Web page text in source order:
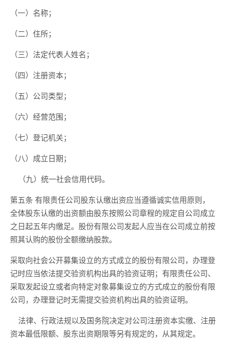
（一）名称；
（二）住所；
（三）法定代表人姓名；
（四）注册资本；
（五）公司类型；
（六）经营范围；
（七）登记机关；
（八）成立日期；
（九）统一社会信用代码。
第五条有限责任公司股东认缴出资应当遵循诚实信用原则，
全体股东认缴的出资额由股东按照公司章程的规定自公司成立
之日起五年内缴足。股份有限公司发起人应当在公司成立前按
照其认购的股份全额缴纳股款。
采取向社会公开募集设立的方式成立的股份有限公司，办理登
记时应当依法提交验资机构出具的验资证明；有限责任公司、
采取发起设立或者向特定对象募集设立的方式成立的股份有限
公司，办理登记时无需提交验资机构出具的验资证明。
法律、行政法规以及国务院决定对公司注册资本实缴、注册
资本最低限额、股东出资期限等另有规定的，从其规定。